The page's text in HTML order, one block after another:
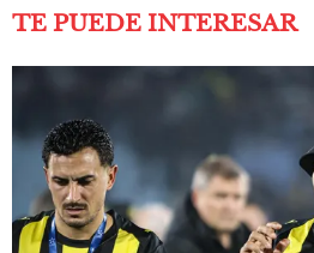
TE PUEDE INTERESAR